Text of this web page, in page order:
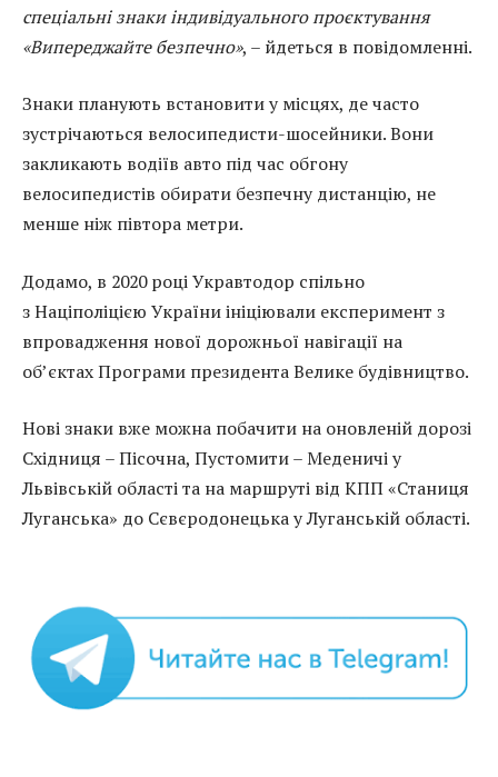
спеціальні знаки індивідуального проєктування
«Випереджайте безпечно», – йдеться в повідомленні.
Знаки планують встановити у місцях, де часто
зустрічаються велосипедисти-шосейники. Вони
закликають водіїв авто під час обгону
велосипедистів обирати безпечну дистанцію, не
менше ніж півтора метри.
Додамо, в 2020 році Укравтодор спільно
з Націполіцією України ініціювали експеримент з
впровадження нової дорожньої навігації на
об’єктах Програми президента Велике будівництво.
Нові знаки вже можна побачити на оновленій дорозі
Східниця – Пісочна, Пустомити – Меденичі у
Львівській області та на маршруті від КПП «Станиця
Луганська» до Сєвєродонецька у Луганській області.